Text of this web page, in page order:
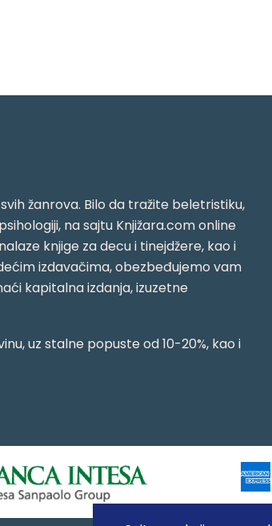
žanrova. Bilo da tražite beletristiku,
na sajtu Knjižara.com online
knjige za decu i tinejdžere, kao i
izdavačima, obezbeđujemo vam
kapitalna izdanja, izuzetne
uz stalne popuste od 10-20%, kao i